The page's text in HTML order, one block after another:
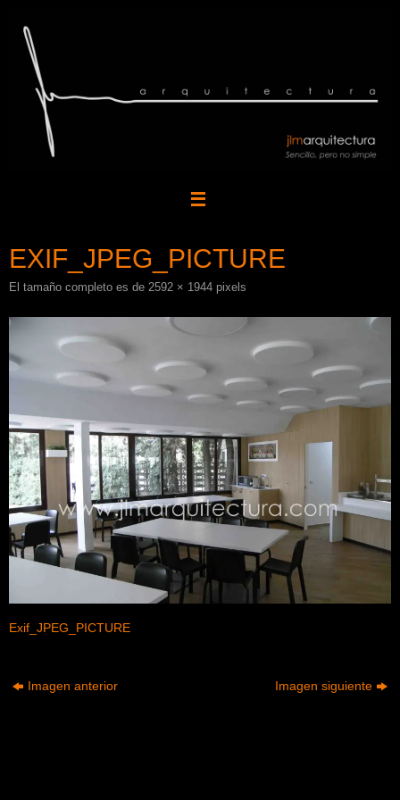
contenido
EXIF_JPEG_PICTURE
El tamaño completo es de 2592 × 1944 pixels
Exif_JPEG_PICTURE
Imagen anterior Imagen siguiente